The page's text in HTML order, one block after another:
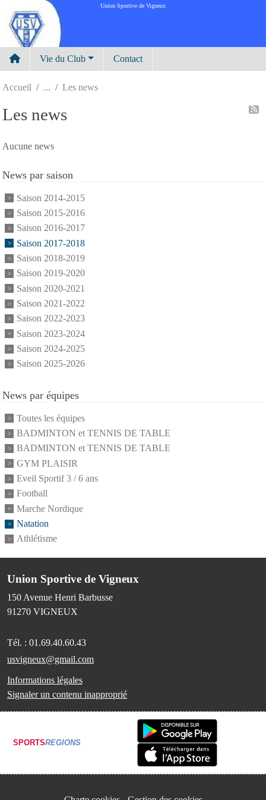
Union Sportive de Vigneux
Vie du Club Contact
Accueil Les news
Les news
Aucune news
News par saison
Saison 2014-2015
Saison 2015-2016
Saison 2016-2017
Saison 2017-2018
Saison 2018-2019
Saison 2019-2020
Saison 2020-2021
Saison 2021-2022
Saison 2022-2023
Saison 2023-2024
Saison 2024-2025
Saison 2025-2026
News par équipes
Toutes les équipes
BADMINTON et TENNIS DE TABLE
BADMINTON et TENNIS DE TABLE
GYM PLAISIR
Eveil Sportif 3 / 6 ans
Football
Marche Nordique
Natation
Athlétisme
Union Sportive de Vigneux
150 Avenue Henri Barbusse
91270 VIGNEUX
Tél. : 01.69.40.60.43
usvigneux@gmail.com
Informations légales
Signaler un contenu inapproprié
SPORTSREGIONS
Panneau de gestion des cookies